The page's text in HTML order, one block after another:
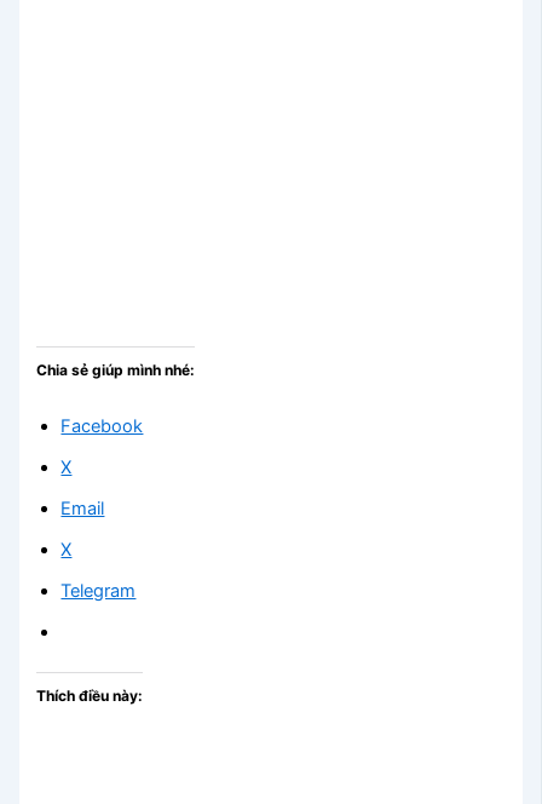
Chia sẻ giúp mình nhé:
Facebook
X
Email
X
Telegram
Thích điều này: